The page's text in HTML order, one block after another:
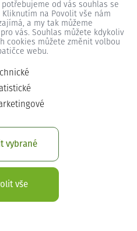
potřebujeme od vás souhlas se
Kliknutím na Povolit vše nám
a my tak můžeme
vás. Souhlas můžete kdykoliv
cookies můžete změnit volbou
webu.
vybrané
vše
internet
nabídnout
internetu nebo se
o připojení k internetu na